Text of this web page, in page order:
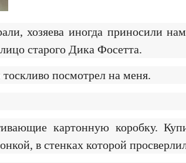
хозяева иногда приносили
старого Дика Фосетта.
посмотрел на меня.
картонную коробку.
в стенках которой